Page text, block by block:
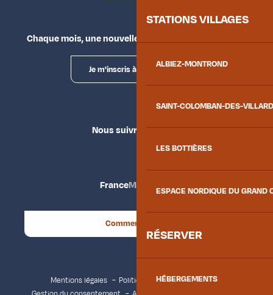
STATIONS VILLAGES
ALBIEZ-MONTROND
SAINT-COLOMBAN-DES-
LES BOTTIÈRES
ESPACE NORDIQUE DU GRAND
RÉSERVER
HÉBERGEMENTS
Chaque mois, une nouvelle façon d'explorer la vallée.
Je m'inscris à la newsletter
Nous suivre
FranceMaurienne
Comment venir ?
Mentions légales
Politique de confidentialité